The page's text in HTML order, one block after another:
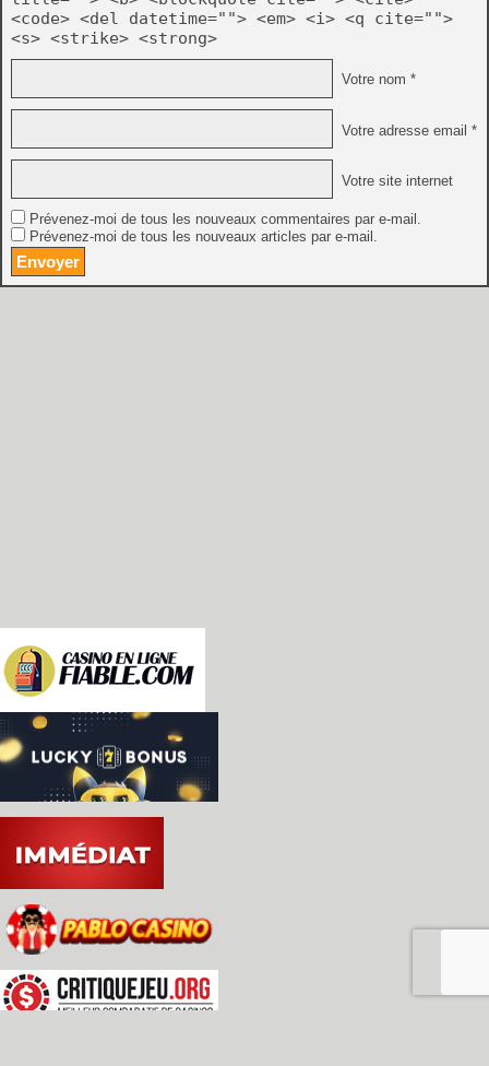
<code> <del datetime=""> <em> <i> <q cite="">
<s> <strike> <strong>
Votre nom *
Votre adresse email *
Votre site internet
Prévenez-moi de tous les nouveaux commentaires par e-mail.
Prévenez-moi de tous les nouveaux articles par e-mail.